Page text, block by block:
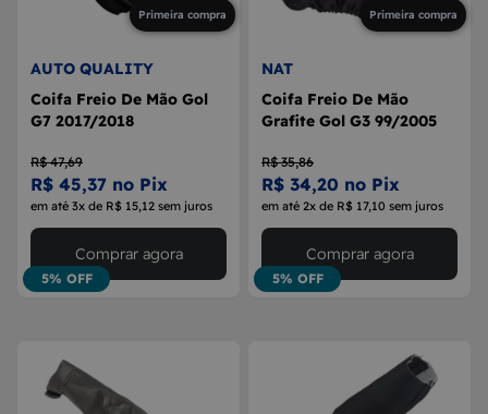
Primeira compra
AUTO QUALITY
Coifa Freio De Mão Gol
G7 2017/2018
R$ 47,69
R$ 45,37 no Pix
em até 3x de R$ 15,12 sem juros
5% OFF
Comprar agora
Primeira compra
NAT
Coifa Freio De Mão
Grafite Gol G3 99/2005
R$ 35,86
R$ 34,20 no Pix
em até 2x de R$ 17,10 sem juros
5% OFF
Comprar agora